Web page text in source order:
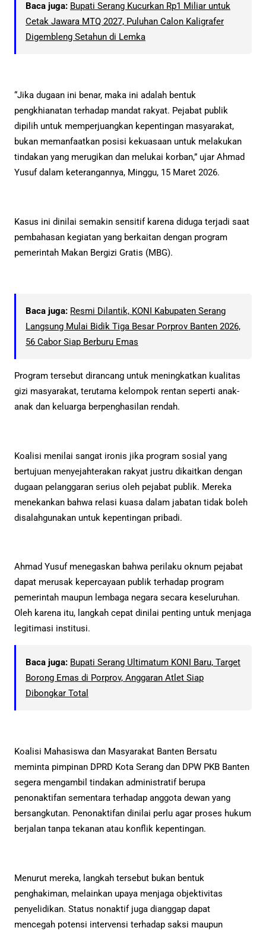
Baca juga: Bupati Serang Kucurkan Rp1 Miliar untuk
Cetak Jawara MTQ 2027, Puluhan Calon Kaligrafer
Digembleng Setahun di Lemka
“Jika dugaan ini benar, maka ini adalah bentuk
pengkhianatan terhadap mandat rakyat. Pejabat publik
dipilih untuk memperjuangkan kepentingan masyarakat,
bukan memanfaatkan posisi kekuasaan untuk melakukan
tindakan yang merugikan dan melukai korban,” ujar Ahmad
Yusuf dalam keterangannya, Minggu, 15 Maret 2026.
Kasus ini dinilai semakin sensitif karena diduga terjadi saat
pembahasan kegiatan yang berkaitan dengan program
pemerintah Makan Bergizi Gratis (MBG).
Baca juga: Resmi Dilantik, KONI Kabupaten Serang
Langsung Mulai Bidik Tiga Besar Porprov Banten 2026,
56 Cabor Siap Berburu Emas
Program tersebut dirancang untuk meningkatkan kualitas
gizi masyarakat, terutama kelompok rentan seperti anak-
anak dan keluarga berpenghasilan rendah.
Koalisi menilai sangat ironis jika program sosial yang
bertujuan menyejahterakan rakyat justru dikaitkan dengan
dugaan pelanggaran serius oleh pejabat publik. Mereka
menekankan bahwa relasi kuasa dalam jabatan tidak boleh
disalahgunakan untuk kepentingan pribadi.
Ahmad Yusuf menegaskan bahwa perilaku oknum pejabat
dapat merusak kepercayaan publik terhadap program
pemerintah maupun lembaga negara secara keseluruhan.
Oleh karena itu, langkah cepat dinilai penting untuk menjaga
legitimasi institusi.
Baca juga: Bupati Serang Ultimatum KONI Baru, Target
Borong Emas di Porprov, Anggaran Atlet Siap
Dibongkar Total
Koalisi Mahasiswa dan Masyarakat Banten Bersatu
meminta pimpinan DPRD Kota Serang dan DPW PKB Banten
segera mengambil tindakan administratif berupa
penonaktifan sementara terhadap anggota dewan yang
bersangkutan. Penonaktifan dinilai perlu agar proses hukum
berjalan tanpa tekanan atau konflik kepentingan.
Menurut mereka, langkah tersebut bukan bentuk
penghakiman, melainkan upaya menjaga objektivitas
penyelidikan. Status nonaktif juga dianggap dapat
mencegah potensi intervensi terhadap saksi maupun